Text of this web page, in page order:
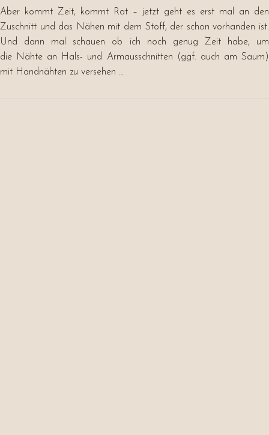
Aber kommt Zeit, kommt Rat – jetzt geht es erst mal an den
Zuschnitt und das Nähen mit dem Stoff, der schon vorhanden ist.
Und dann mal schauen ob ich noch genug Zeit habe, um
die Nähte an Hals- und Armausschnitten (ggf. auch am Saum)
mit Handnähten zu versehen …